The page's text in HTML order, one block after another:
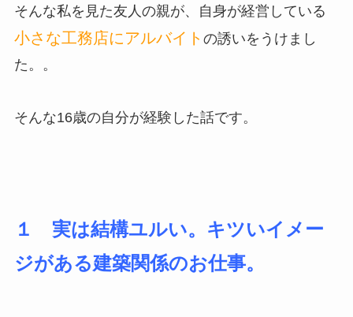
そんな私を見た友人の親が、自身が経営している
小さな工務店にアルバイト の誘いをうけまし
た。。
そんな16歳の自分が経験した話です。
１ 実は結構ユルい。キツいイメー
ジがある建築関係のお仕事。